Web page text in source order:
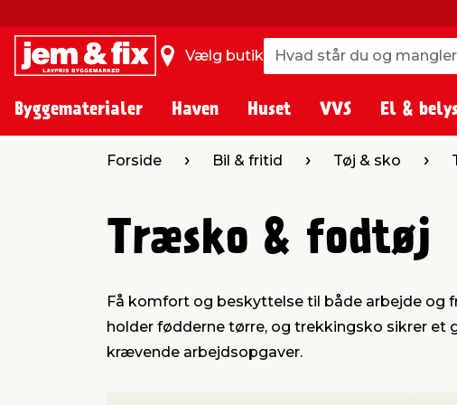
Vælg butik Hvad står du og mangler?
Hvad står du og mangler?
Byggematerialer Haven Huset VVS El &
Forside Bil & fritid Tøj & sko
Træsko & fodtøj
Få komfort og beskyttelse til både arbejde
holder fødderne tørre, og trekkingsko sikrer
krævende arbejdsopgaver.